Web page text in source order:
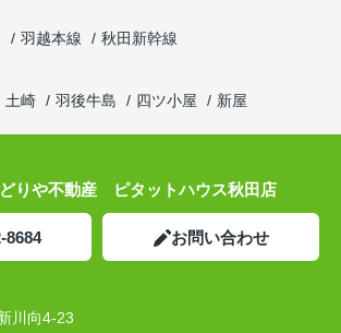
羽越本線
秋田新幹線
土崎 羽後牛島 四ツ小屋 新屋
りや不動産 ピタットハウス秋田店
8684 お問い合わせ
川向4-23